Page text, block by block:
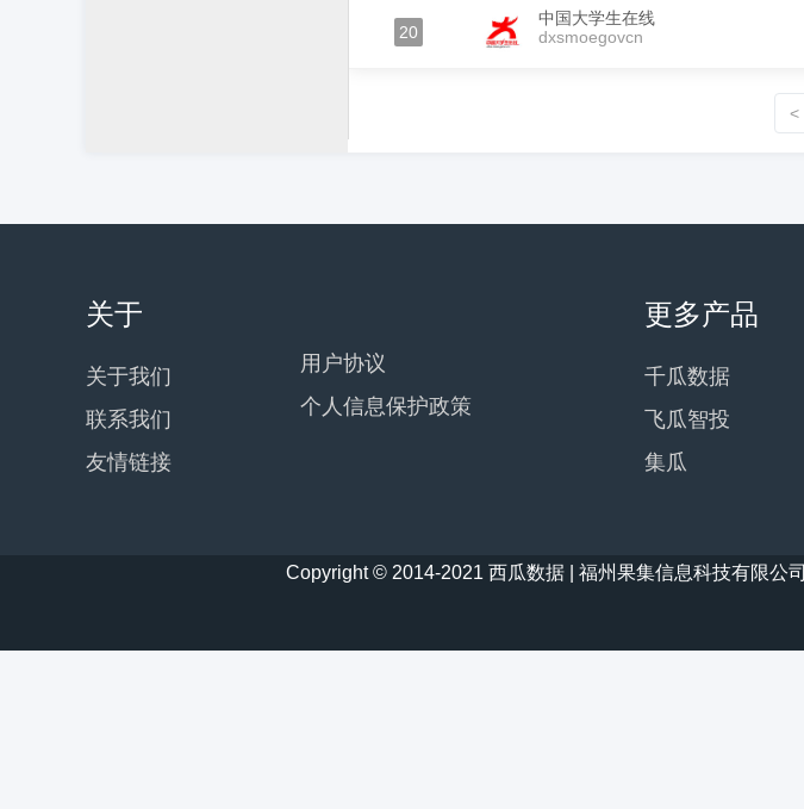
20
中国大学生在线
dxsmoegovcn
<
关于
关于我们
联系我们
友情链接
用户协议
个人信息保护政策
更多产品
千瓜数据
飞瓜智投
集瓜
Copyright © 2014-2021 西瓜数据 | 福州果集信息科技有限公司